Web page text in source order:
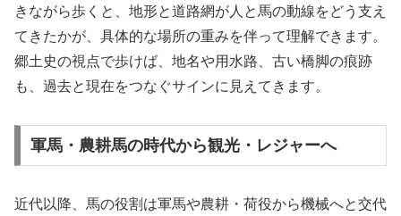
きながら歩くと、地形と道路網が人と馬の動線をどう支え
てきたかが、具体的な場所の重みを伴って理解できます。
郷土史の視点で歩けば、地名や用水路、古い橋脚の痕跡
も、過去と現在をつなぐサインに見えてきます。
軍馬・農耕馬の時代から観光・レジャーへ
近代以降、馬の役割は軍馬や農耕・荷役から機械へと交代